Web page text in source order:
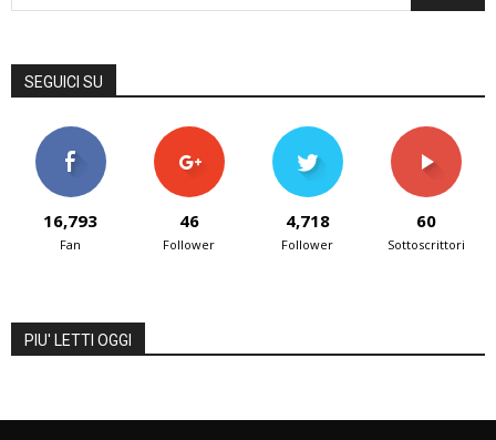
SEGUICI SU
16,793
Fan
46
Follower
4,718
Follower
60
Sottoscrittori
PIU' LETTI OGGI